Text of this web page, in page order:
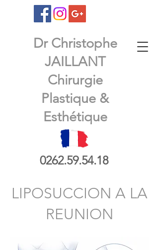
Dr Christophe
JAILLANT
Chirurgie
Plastique &
Esthétique
0262.59.54.18
LIPOSUCCION A LA
REUNION